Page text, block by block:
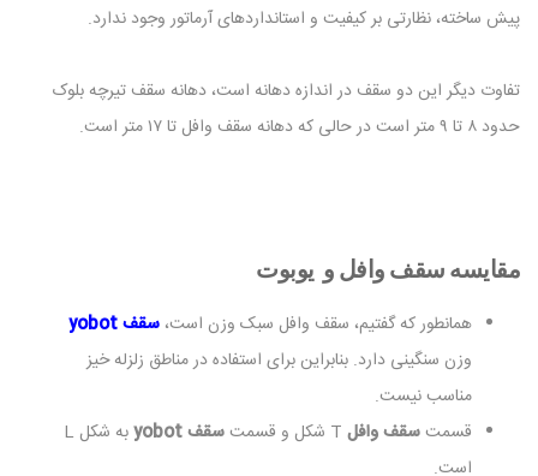
پیش ساخته، نظارتی بر کیفیت و استانداردهای آرماتور وجود ندارد.
تفاوت دیگر این دو سقف در اندازه دهانه است، دهانه سقف تیرچه بلوک
حدود ۸ تا ۹ متر است در حالی که دهانه سقف وافل تا ۱۷ متر است.
مقایسه سقف وافل و یوبوت
همانطور که گفتیم، سقف وافل سبک وزن است، سقف yobot
وزن سنگینی دارد. بنابراین برای استفاده در مناطق زلزله خیز
مناسب نیست.
قسمتسقف وافل سقف yobot
به شکل L
است.